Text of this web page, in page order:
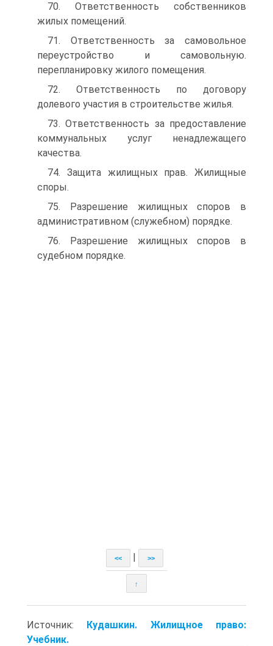
70. Ответственность собственников
жилых помещений.
71. Ответственность за самовольное
переустройство и самовольную.
перепланировку жилого помещения.
72. Ответственность по договору
долевого участия в строительстве жилья.
73. Ответственность за предоставление
коммунальных услуг ненадлежащего
качества.
74. Защита жилищных прав. Жилищные
споры.
75. Разрешение жилищных споров в
административном (служебном) порядке.
76. Разрешение жилищных споров в
судебном порядке.
<< >>
↑
Источник: Кудашкин. Жилищное право:
Учебник.